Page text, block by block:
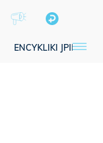
ENCYKLIKI JPII